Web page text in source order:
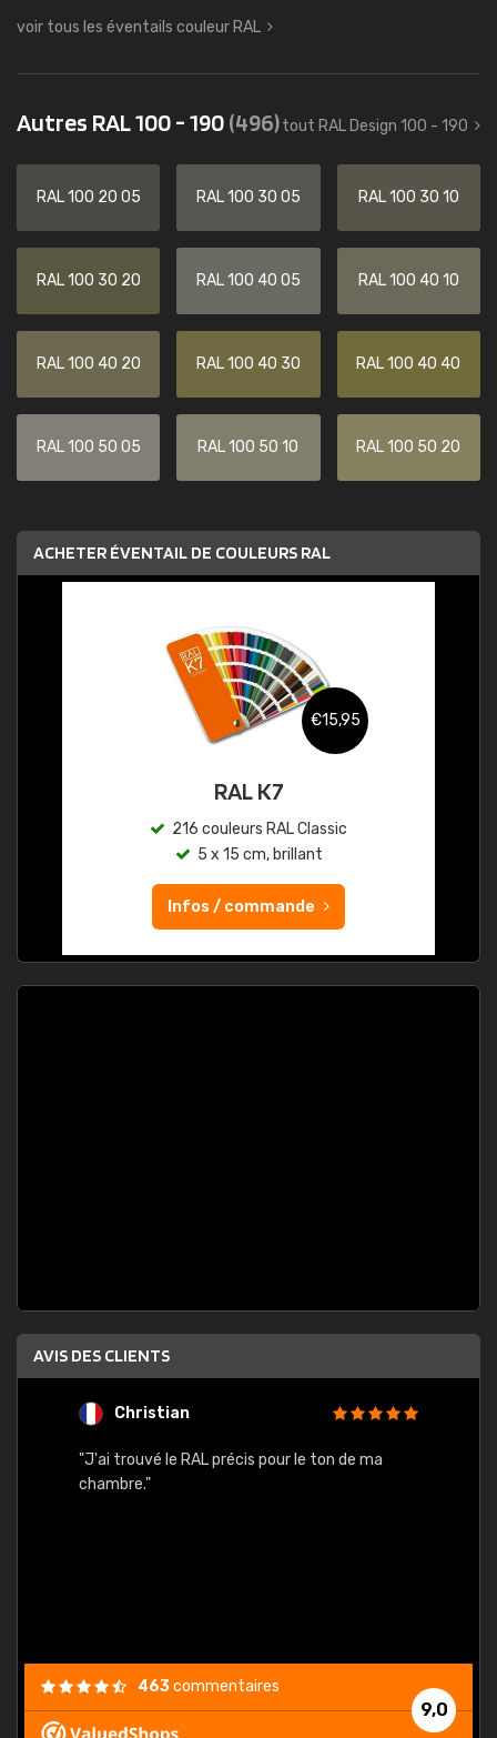
voir tous les éventails couleur RAL
Autres RAL 100 - 190(496)tout RAL Design 100 - 190
RAL 100 20 05 RAL 100 30 05 RAL 100 30 10
RAL 100 30 20 RAL 100 40 05 RAL 100 40 10
RAL 100 40 20 RAL 100 40 30 RAL 100 40 40
RAL 100 50 05 RAL 100 50 10 RAL 100 50 20
ACHETER ÉVENTAIL DE COULEURS RAL
€15,95
RAL K7
216 couleurs RAL Classic
5 x 15 cm, brillant
Infos / commande
AVIS DES CLIENTS
Christian
"J'ai trouvé le RAL précis pour le ton de ma
chambre."
9,0
463commentaires